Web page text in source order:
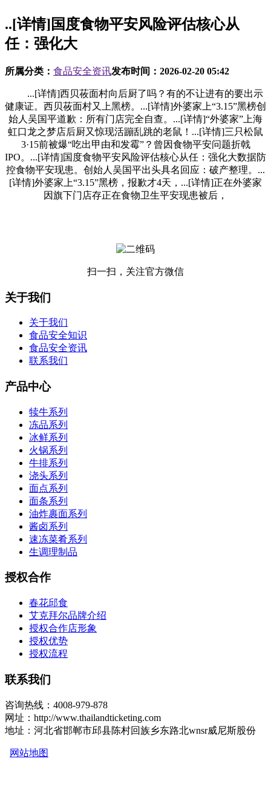
..[详情]国度食物平安风险评估核心从
任：强化大
所属分类： 食品安全资讯发布时间： 2026-02-20 05:42
...[详情]西贝莜面村向后厨了吗？有的不让进有的要出示
健康证。西贝莜面村又上黑榜。...[详情]外婆家上“3.15”黑榜创
始人吴国平道歉：所有门店完全自查。...[详情]“外婆家”上海
虹口龙之梦店后厨又惊现活蹦乱跳的老鼠！...[详情]三只松鼠
3·15前被爆“吃出甲由和发霉”？曾因食物平安问题折戟
IPO。...[详情]国度食物平安风险评估核心从任：强化大数据防
控食物平安现患。创始人吴国平出头具名回应：破产整理。...
[详情]外婆家上“3.15”黑榜，报歉才4天，...[详情]正在外婆家
因旗下门店存正在食物卫生平安现患被后，
扫一扫，关注官方微信
关于我们
关于我们
食品安全知识
食品安全资讯
联系我们
产品中心
犊牛系列
冻品系列
冰鲜系列
火锅系列
牛排系列
浇头系列
面点系列
面条系列
油炸裹面系列
酱卤系列
速冻菜肴系列
生调理制品
授权合作
春花邱食
艾克拜尔品牌介绍
授权合作店形象
授权优势
授权流程
联系我们
咨询热线：4008-979-878
网址：http://www.thailandticketing.com
地址：河北省邯郸市邱县陈村回族乡东路北wnsr威尼斯股份
网站地图